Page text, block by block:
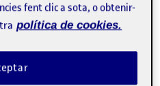
doctoral
fent clic a sota, o obtenir-
política de cookies.